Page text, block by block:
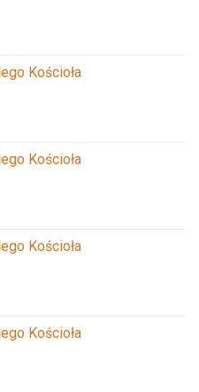
Kościoła
Kościoła
Kościoła
Kościoła